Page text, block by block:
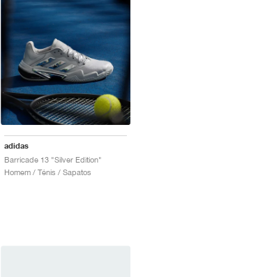
adidas
Barricade 13 "Silver Edition"
Homem / Ténis / Sapatos